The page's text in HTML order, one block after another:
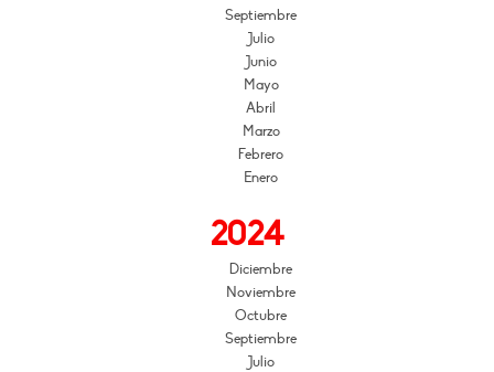
Septiembre
Julio
Junio
Mayo
Abril
Marzo
Febrero
Enero
2024
Diciembre
Noviembre
Octubre
Septiembre
Julio